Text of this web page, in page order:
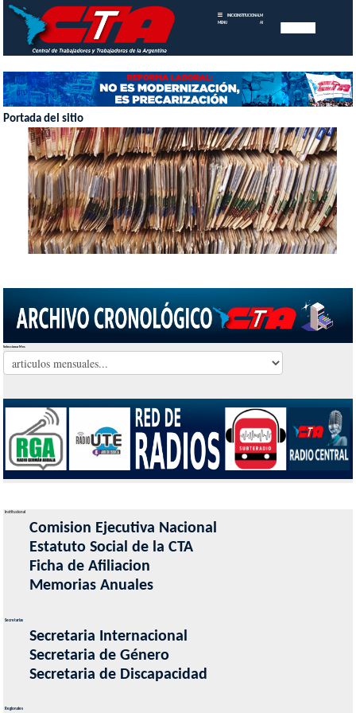
MENU
INICIOINSTITUCIONAL MEMORIAS
ANUALES
Portada del sitio
Seleccionar Mes
Institucional
Comision Ejecutiva Nacional
Estatuto Social de la CTA
Ficha de Afiliacion
Memorias Anuales
Secretarias
Secretaria Internacional
Secretaria de Género
Secretaria de Discapacidad
Regionales